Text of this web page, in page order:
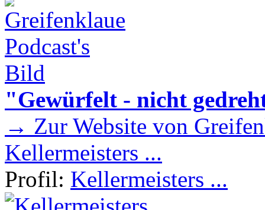
"Gewürfelt - nicht
→ Zur Website von
Kellermeisters ...
Profil: Kellermeisters ...